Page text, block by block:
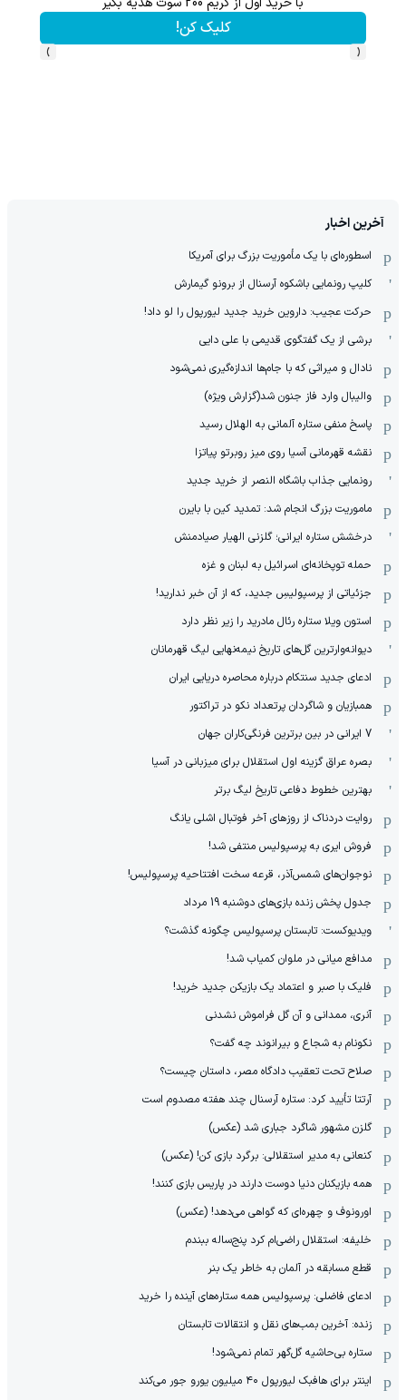
‹
›
آخرین اخبار
اسطوره‌ای با یک مأموریت بزرگ برای آمریکا
کلیپ رونمایی باشکوه آرسنال از برونو گیمارش
حرکت عجیب: داروین خرید جدید لیورپول را لو داد!
برشی از یک گفتگوی قدیمی با علی دایی
نادال و میراثی که با جام‌ها اندازه‌گیری نمی‌شود
والیبال وارد فاز جنون شد(گزارش ویژه)
پاسخ منفی ستاره آلمانی به الهلال رسید
نقشه قهرمانی آسیا روی میز روبرتو پیاتزا
رونمایی جذاب باشگاه النصر از خرید جدید
ماموریت بزرگ انجام شد: تمدید کین با بایرن
درخشش ستاره ایرانی؛ گلزنی الهیار صیادمنش
حمله توپخانه‌ای اسرائیل به لبنان و غزه
جزئیاتی از پرسپولیسِ جدید، که از آن ‌خبر ندارید!
استون ویلا ستاره رئال مادرید را زیر نظر دارد
دیوانه‌وارترین گل‌های تاریخ نیمه‌نهایی لیگ قهرمانان
ادعای جدید سنتکام درباره محاصره دریایی ایران
همبازیان و شاگردان پرتعداد نکو در تراکتور
7 ایرانی در بین برترین فرنگی‌کاران جهان
بصره عراق گزینه اول استقلال برای میزبانی در آسیا
بهترین خطوط دفاعی تاریخ لیگ برتر
روایت دردناک از روزهای آخر فوتبال اشلی یانگ
فروش ایری به پرسپولیس منتفی شد!
نوجوان‌های شمس‌آذر، قرعه سخت افتتاحیه پرسپولیس!
جدول پخش زنده بازی‌های دوشنبه 19 مرداد
ویدیوکست: تابستان پرسپولیس چگونه گذشت؟
مدافع میانی در ملوان کمیاب شد!
فلیک با صبر و اعتماد یک بازیکن جدید خرید!
آنری، ممدانی و آن گل فراموش نشدنی
نکونام به شجاع و بیرانوند چه گفت؟
صلاح تحت تعقیب دادگاه مصر، داستان چیست؟
آرتتا تأیید کرد: ستاره آرسنال چند هفته مصدوم است
گلزن مشهور شاگرد جباری شد (عکس)
کنعانی به مدیر استقلالی: برگرد بازی کن! (عکس)
همه بازیکنان دنیا دوست دارند در پاریس بازی کنند!
اورونوف و چهره‌ای که گواهی می‌دهد! (عکس)
خلیفه: استقلال راضی‌ام کرد پنج‌ساله ببندم
قطع مسابقه در آلمان به خاطر یک بنر
ادعای فاضلی: پرسپولیس همه ستاره‌های آینده را خرید
زنده: آخرین بمب‌های نقل و انتقالات تابستان
ستاره بی‌حاشیه گل‌گهر تمام نمی‌شود!
اینتر برای هافبک لیورپول ۴۰ میلیون یورو جور می‌کند